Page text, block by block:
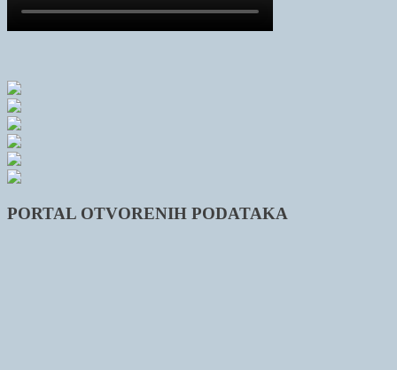
PORTAL OTVORENIH PODATAKA